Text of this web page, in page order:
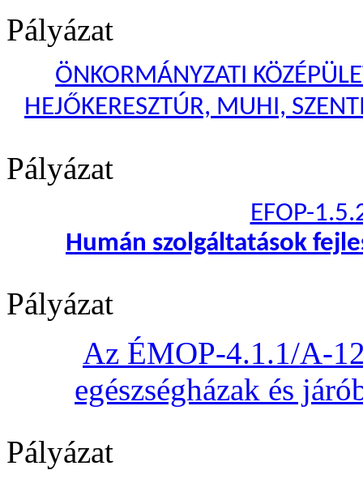
Pályázat
ÖNKORMÁNYZATI
HEJŐKERESZTÚR, MUHI,
Pályázat
EFOP-
Humán szolgáltatások
Pályázat
Az ÉMOP-4.1.1/A-
egészségházak és
Pályázat